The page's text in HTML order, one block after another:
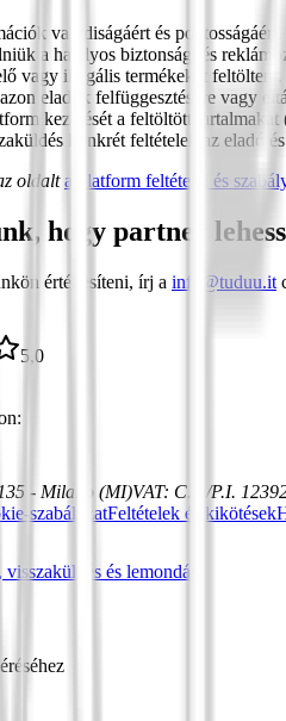
valódiságáért és pontosságáért.
a hatályos biztonsági és
vagy illegális termékeket feltölteni.
eladók felfüggesztésére vagy
kezelését a feltöltött
konkrét feltételeit az eladó
oldalt a platform feltételei és
hogy partner lehess
értékesíteni, írj a info@tuduu.it
5,0
:
- Milano (MI)VAT: C.F./P.I.
szabályzatFeltételek és kikötések
és lemondás